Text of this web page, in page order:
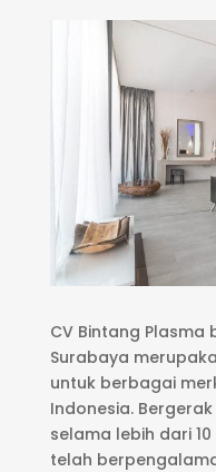
CV Bintang
Surabaya
untuk berbagai
Indonesia.
selama lebih dari
telah